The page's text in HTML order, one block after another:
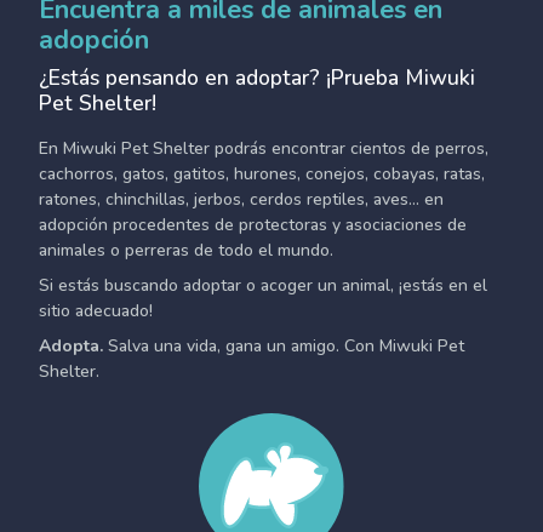
Encuentra a miles de animales en
adopción
¿Estás pensando en adoptar? ¡Prueba Miwuki
Pet Shelter!
En Miwuki Pet Shelter podrás encontrar cientos de perros,
cachorros, gatos, gatitos, hurones, conejos, cobayas, ratas,
ratones, chinchillas, jerbos, cerdos reptiles, aves... en
adopción procedentes de protectoras y asociaciones de
animales o perreras de todo el mundo.
Si estás buscando adoptar o acoger un animal, ¡estás en el
sitio adecuado!
Adopta. Salva una vida, gana un amigo. Con Miwuki Pet
Shelter.